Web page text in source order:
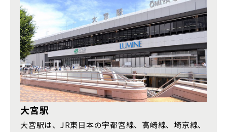
西武新宿線
西武有楽町線
西武豊島線
ブランドを知る
さいたま市(19)
さいたま市西区(4)
さいたま市北区(2)
さいたま市大宮区(0)
さいたま市見沼区(5)
さいたま市中央区(0)
さいたま市桜区(2)
さいたま市浦和区(0)
さいたま市南区(5)
さいたま市緑区(1)
さいたま市岩槻区(0)
大宮駅
大宮駅は、JR東日本の宇都宮線、高崎線、埼京線、